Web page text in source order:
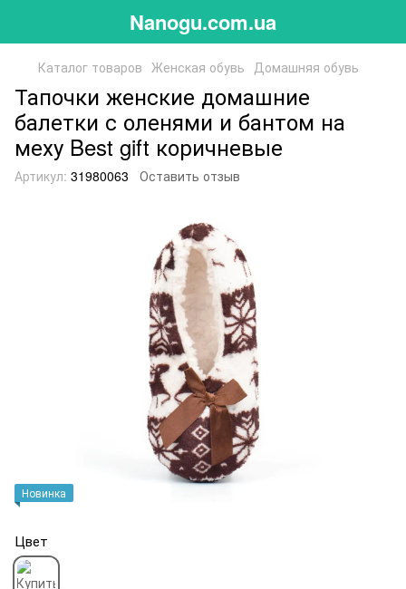
Nanogu.com.ua
Каталог товаров Женская обувь Домашняя обувь
Тапочки женские домашние
балетки с оленями и бантом на
меху Best gift коричневые
Артикул: 31980063 Оставить отзыв
Новинка
Цвет